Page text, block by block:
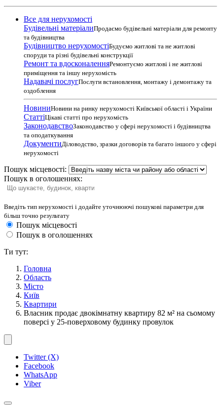
Все для нерухомості
Будівельні матеріалиПродаємо будівельні матеріали для ремонту
та будівництва
Будівництво нерухомостіБудуємо житлові та не житлові
споруди та різні будівельні конструкції
Ремонт та вдосконаленняРемонтуємо житлові і не житлові
приміщення та іншу нерухомість
Надавачі послугПослуги встановлення, монтажу і демонтажу та
оздоблення
НовиниНовини на ринку нерухомості Київської області і України
СтаттіЦікаві статті про нерухомість
ЗаконодавствоЗаконодавство у сфері нерухомості і будівництва
та оподаткування
ДокументиДіловодство, зразки договорів та багато іншого у сфері
нерухомості
Пошук місцевості:
Пошук в оголошеннях:
Введіть тип нерухомості і додайте уточнюючі пошукові параметри для
більш точно результату
Пошук місцевості
Пошук в оголошеннях
Ти тут:
Головна
Область
Місто
Київ
Квартири
Власник продає двокімнатну квартиру 82 м² на сьомому
поверсі у 25-поверховому будинку провулок
Twitter (X)
Facebook
WhatsApp
Viber